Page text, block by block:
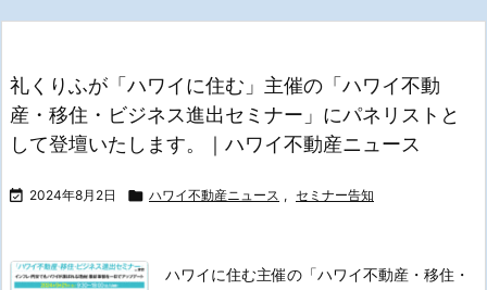
礼くりふが「ハワイに住む」主催の「ハワイ不動
産・移住・ビジネス進出セミナー」にパネリストと
して登壇いたします。｜ハワイ不動産ニュース
 2024年8月2日  ハワイ不動産ニュース , セミナー告知
ハワイに住む主催の「ハワイ不動産・移住・